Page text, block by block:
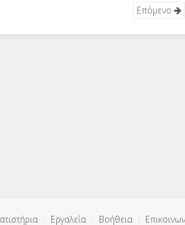
Επόμενο
Εργαλεία Βοήθεια